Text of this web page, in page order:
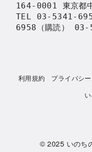
164-0001 東京都
TEL 03-5341-
6958（購読） 03-
利用規約 プライバシ
© 2025 いのち